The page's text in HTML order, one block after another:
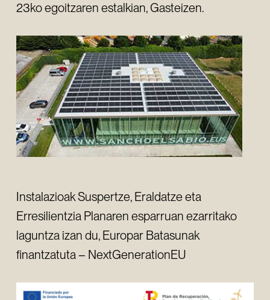
23ko egoitzaren estalkian, Gasteizen.
Instalazioak Suspertze, Eraldatze eta
Erresilientzia Planaren esparruan ezarritako
laguntza izan du, Europar Batasunak
finantzatuta – NextGenerationEU